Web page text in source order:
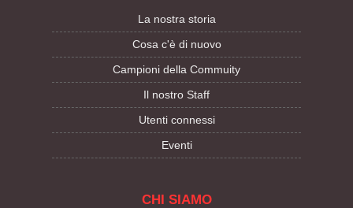
La nostra storia
Cosa c'è di nuovo
Campioni della Commuity
Il nostro Staff
Utenti connessi
Eventi
CHI SIAMO